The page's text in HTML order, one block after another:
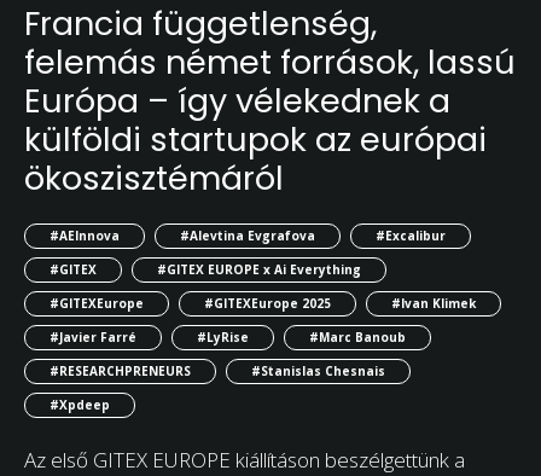
Francia függetlenség,
felemás német források, lassú
Európa – így vélekednek a
külföldi startupok az európai
ökoszisztémáról
#AEInnova #Alevtina Evgrafova
#Excalibur
#GITEX
#GITEX EUROPE x Ai Everything
#GITEXEurope
#GITEXEurope 2025
#Ivan Klimek
#Javier Farré
#LyRise
#Marc Banoub
#RESEARCHPRENEURS
#Stanislas Chesnais
#Xpdeep
Az első GITEX EUROPE kiállításon beszélgettünk a